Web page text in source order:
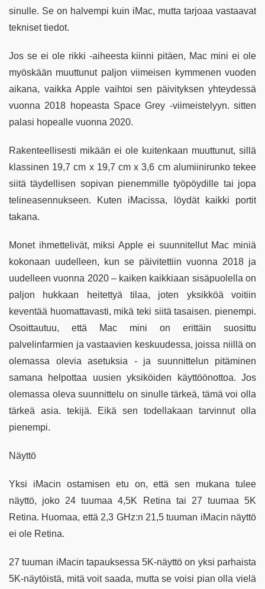
sinulle. Se on halvempi kuin iMac, mutta tarjoaa vastaavat
tekniset tiedot.
Jos se ei ole rikki -aiheesta kiinni pitäen, Mac mini ei ole
myöskään muuttunut paljon viimeisen kymmenen vuoden
aikana, vaikka Apple vaihtoi sen päivityksen yhteydessä
vuonna 2018 hopeasta Space Grey -viimeistelyyn. sitten
palasi hopealle vuonna 2020.
Rakenteellisesti mikään ei ole kuitenkaan muuttunut, sillä
klassinen 19,7 cm x 19,7 cm x 3,6 cm alumiinirunko tekee
siitä täydellisen sopivan pienemmille työpöydille tai jopa
telineasennukseen. Kuten iMacissa, löydät kaikki portit
takana.
Monet ihmettelivät, miksi Apple ei suunnitellut Mac miniä
kokonaan uudelleen, kun se päivitettiin vuonna 2018 ja
uudelleen vuonna 2020 – kaiken kaikkiaan sisäpuolella on
paljon hukkaan heitettyä tilaa, joten yksikköä voitiin
keventää huomattavasti, mikä teki siitä tasaisen. pienempi.
Osoittautuu, että Mac mini on erittäin suosittu
palvelinfarmien ja vastaavien keskuudessa, joissa niillä on
olemassa olevia asetuksia - ja suunnittelun pitäminen
samana helpottaa uusien yksiköiden käyttöönottoa. Jos
olemassa oleva suunnittelu on sinulle tärkeä, tämä voi olla
tärkeä asia. tekijä. Eikä sen todellakaan tarvinnut olla
pienempi.
Näyttö
Yksi ​​iMacin ostamisen etu on, että sen mukana tulee
näyttö, joko 24 tuumaa 4,5K Retina tai 27 tuumaa 5K
Retina. Huomaa, että 2,3 GHz:n 21,5 tuuman iMacin näyttö
ei ole Retina.
27 tuuman iMacin tapauksessa 5K-näyttö on yksi parhaista
5K-näytöistä, mitä voit saada, mutta se voisi pian olla vielä